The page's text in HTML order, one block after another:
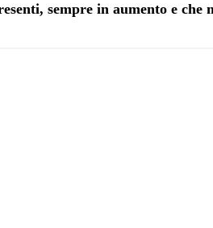
sempre in aumento e che